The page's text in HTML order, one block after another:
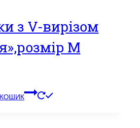
з V-вирізом
M